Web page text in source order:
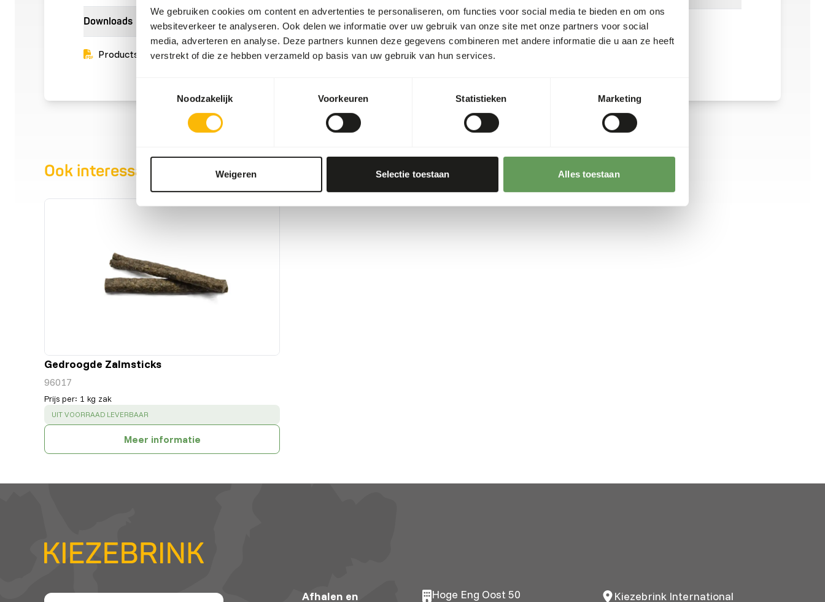
We gebruiken cookies om content en advertenties te personaliseren, om functies voor social media te bieden en om ons
websiteverkeer te analyseren. Ook delen we informatie over uw gebruik van onze site met onze partners voor social
media, adverteren en analyse. Deze partners kunnen deze gegevens combineren met andere informatie die u aan ze heeft
verstrekt of die ze hebben verzameld op basis van uw gebruik van hun services.
Noodzakelijk
Voorkeuren Statistieken Marketing
Weigeren Selectie toestaan Alles toestaan
Downloads
Productsheet
Bewaren in een koele, droge ruimte.
Ook interessant
Gedroogde Zalmsticks
96017
Prijs per: 1 kg zak
SUCCESS:
UIT VOORRAAD LEVERBAAR
Meer informatie
Afhalen en Hoge Eng Oost 50 Kiezebrink International